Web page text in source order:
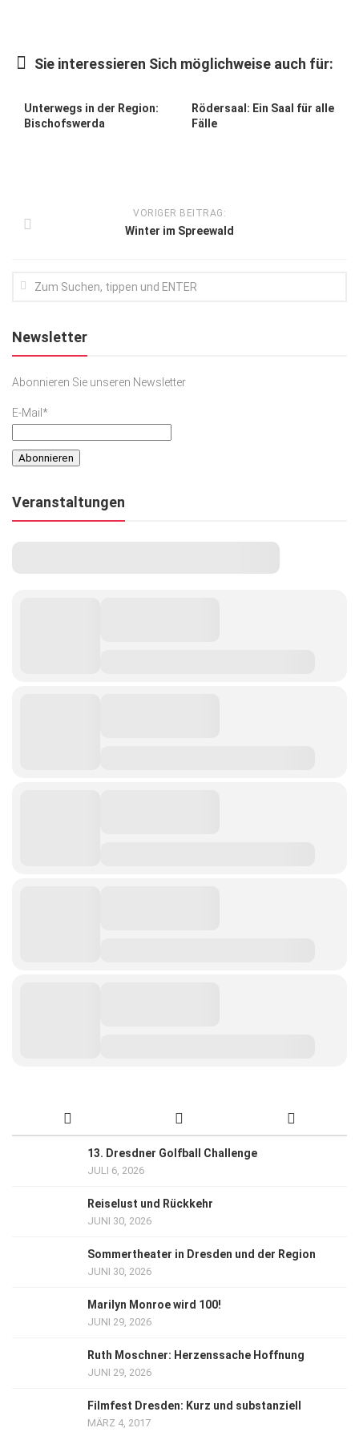
Lifestyle
Podcast
Sie interessieren Sich möglichweise auch für:
Unterwegs in der Region:
Bischofswerda
Rödersaal: Ein Saal für alle
Fälle
VORIGER BEITRAG:
Winter im Spreewald
Newsletter
Abonnieren Sie unseren Newsletter
E-Mail*
Veranstaltungen
13. Dresdner Golfball Challenge
JULI 6, 2026
Reiselust und Rückkehr
JUNI 30, 2026
Sommertheater in Dresden und der Region
JUNI 30, 2026
Marilyn Monroe wird 100!
JUNI 29, 2026
Ruth Moschner: Herzenssache Hoffnung
JUNI 29, 2026
Filmfest Dresden: Kurz und substanziell
MÄRZ 4, 2017